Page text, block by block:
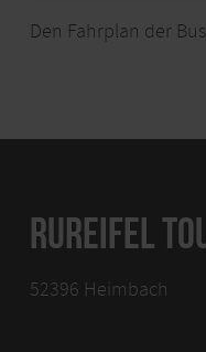
Den Fahrplan der
RUREIFEL
52396 Heimbach